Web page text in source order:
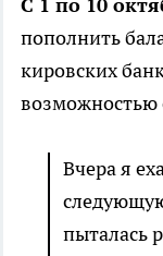
С 1 по 10
пополнить
кировских
возможностью
Вчера я
пыталась